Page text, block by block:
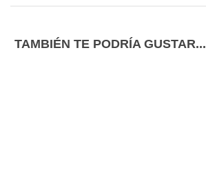
TAMBIÉN TE PODRÍA GUSTAR...